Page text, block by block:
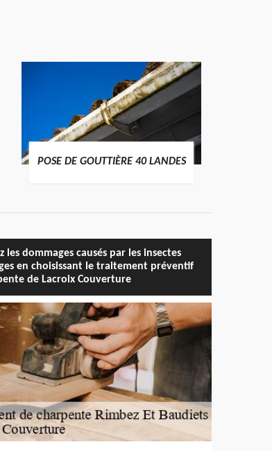
POSE DE GOUTTIÈRE 40 LANDES
les dommages causés par les insectes
en choisissant le traitement préventif
de Lacroix Couverture